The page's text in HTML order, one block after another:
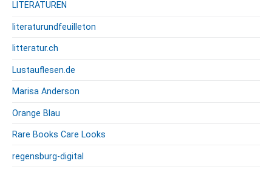
LITERATUREN
literaturundfeuilleton
litteratur.ch
Lustauflesen.de
Marisa Anderson
Orange Blau
Rare Books Care Looks
regensburg-digital